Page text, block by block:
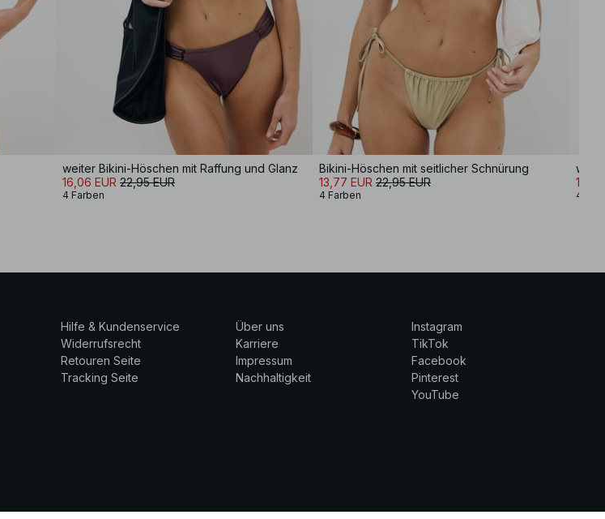
weiter Bikini-Höschen mit Raffung und Glanz
16,06 EUR 22,95 EUR
4 Farben
Bikini-Höschen mit seitlicher Schnürung
13,77 EUR 22,95 EUR
4 Farben 4
Hilfe & Kundenservice
Widerrufsrecht
Retouren Seite
Tracking Seite
Über uns
Karriere
Impressum
Nachhaltigkeit
Instagram
TikTok
Facebook
Pinterest
YouTube